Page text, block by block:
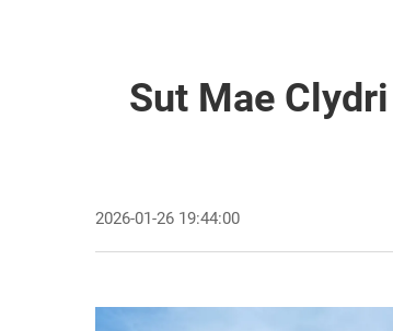
Sut Mae
2026-01-26 19:44:00